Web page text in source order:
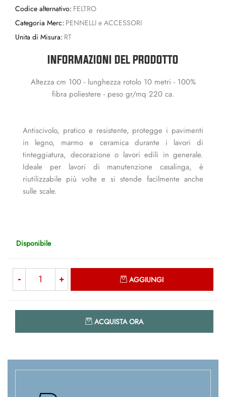
Codice alternativo: FELTRO
Categoria Merc: PENNELLI e ACCESSORI
Unita di Misura: RT
INFORMAZIONI DEL PRODOTTO
Altezza cm 100 - lunghezza rotolo 10 metri - 100%
fibra poliestere - peso gr/mq 220 ca.
Antiscivolo, pratico e resistente, protegge i pavimenti
in legno, marmo e ceramica durante i lavori di
tinteggiatura, decorazione o lavori edili in generale.
Ideale per lavori di manutenzione casalinga, è
riutilizzabile più volte e si stende facilmente anche
sulle scale.
Disponibile
AGGIUNGI
ACQUISTA ORA